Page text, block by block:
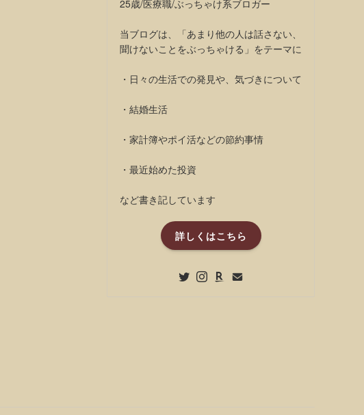
25歳/医療職/ぶっちゃけ系ブロガー
当ブログは、「あまり他の人は話さない、
聞けないことをぶっちゃける」をテーマに
・日々の生活での発見や、気づきについて
・結婚生活
・家計簿やポイ活などの節約事情
・最近始めた投資
など書き記しています
詳しくはこちら